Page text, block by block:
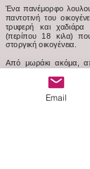
Ένα πανέμορφο
παντοτινή του
τρυφερή και χαδιάρα
(περίπου 18 κιλα)
στοργική οικογένεια.
Από μωράκι ακόμα,
τους δώσει την
καταφύγιο. Τα
μεγάλωσαν, δυστυχώς
Email